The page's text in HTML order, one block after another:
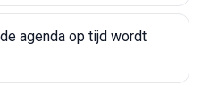
agenda op tijd wordt